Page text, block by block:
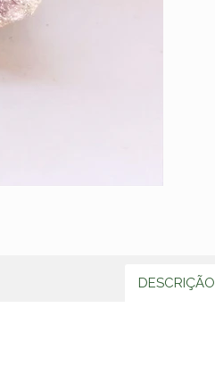
DESCRIÇÃO